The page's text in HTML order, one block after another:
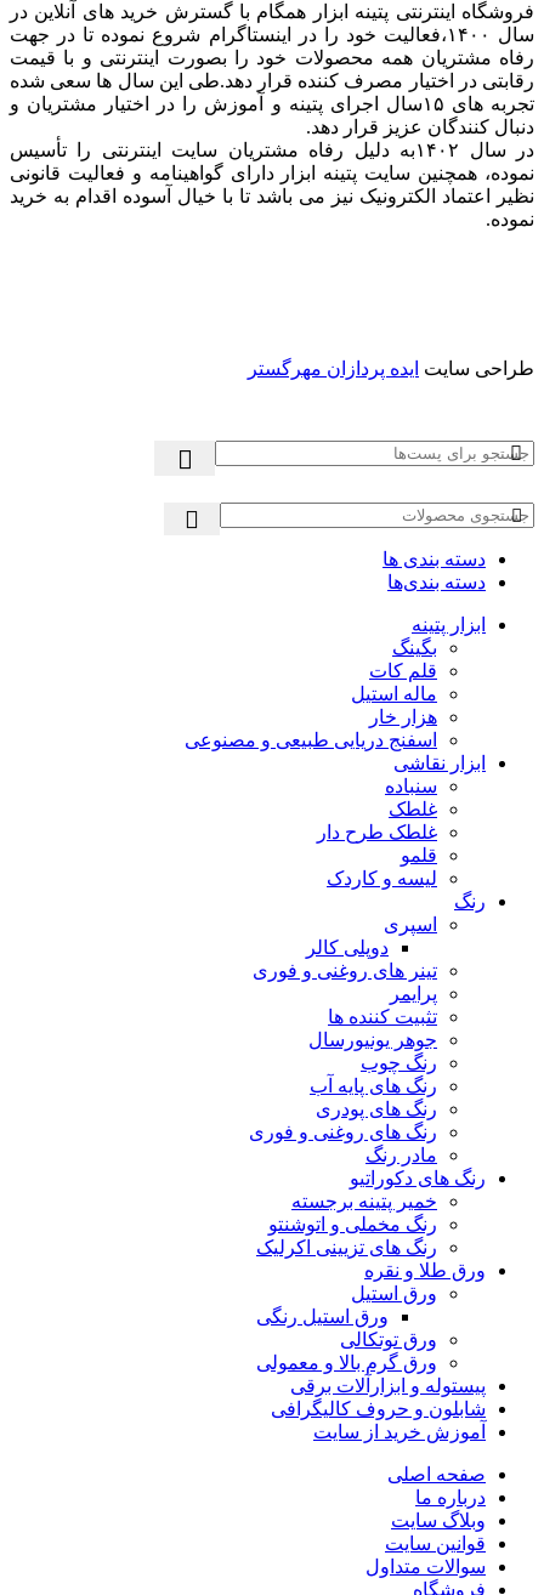
فروشگاه اینترنتی پتینه ابزار همگام با گسترش خرید های آنلاین در
سال ۱۴۰۰،فعالیت خود را در اینستاگرام شروع نموده تا در جهت
رفاه مشتریان همه محصولات خود را بصورت اینترنتی و با قیمت
رقابتی در اختیار مصرف کننده قرار دهد.طی این سال ها سعی شده
تجربه های ۱۵سال اجرای پتینه و آموزش را در اختیار مشتریان و
دنبال کنندگان عزیز قرار دهد.
در سال ۱۴۰۲به دلیل رفاه مشتریان سایت اینترنتی را تأسیس
نموده، همچنین سایت پتینه ابزار دارای گواهینامه و فعالیت قانونی
نظیر اعتماد الکترونیک نیز می باشد تا با خیال آسوده اقدام به خرید
نموده.
طراحی سایت ایده پردازان مهرگستر
دسته بندی ها
دسته بندی‌ها
ابزار پتینه
بگینگ
قلم کات
ماله استیل
هزار خار
اسفنج دریایی طبیعی و مصنوعی
ابزار نقاشی
سنباده
غلطک
غلطک طرح دار
قلمو
لیسه و کاردک
رنگ
اسپری
دوپلی کالر
تینر های روغنی و فوری
پرایمر
تثبیت کننده ها
جوهر یونیورسال
رنگ چوب
رنگ‌ های پایه آب
رنگ های پودری
رنگ‌ های روغنی و فوری
مادر رنگ
رنگ های دکوراتیو
خمیر پتینه برجسته
رنگ مخملی و اتوشنتو
رنگ های تزیینی اکرلیک
ورق طلا و نقره
ورق استیل
ورق استیل رنگی
ورق توتکالی
ورق گرم بالا و معمولی
پیستوله و ابزارآلات برقی
شابلون و حروف کالیگرافی
آموزش خرید از سایت
صفحه اصلی
درباره ما
وبلاگ سایت
قوانین سایت
سوالات متداول
فروشگاه